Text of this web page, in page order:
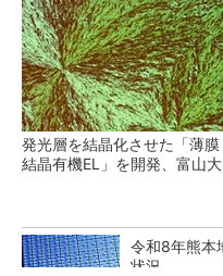
発光層を結晶化させた「薄膜
結晶有機EL」を開発、富山大
令和8年熊本
状況